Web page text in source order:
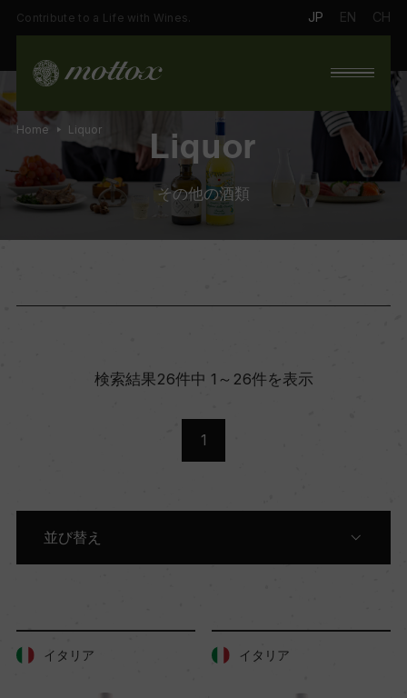
Contribute to a Life with Wines. JP EN CH
Liquor
その他の酒類
Home Liquor
検索結果26件中 1～26件を表示
1
並び替え
生産者別に表示
イタリア イタリア